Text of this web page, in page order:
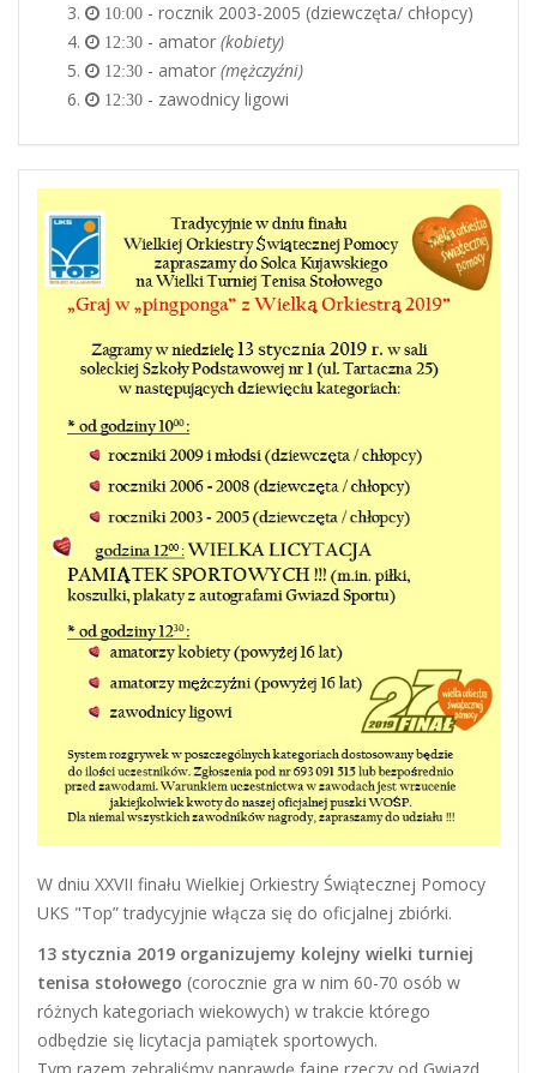
10:00 - rocznik 2003-2005 (dziewczęta/ chłopcy)
12:30 - amator (kobiety)
12:30 - amator (mężczyźni)
12:30 - zawodnicy ligowi
W dniu XXVII finału Wielkiej Orkiestry Świątecznej Pomocy
UKS "Top” tradycyjnie włącza się do oficjalnej zbiórki.
13 stycznia 2019 organizujemy kolejny wielki turniej
tenisa stołowego (corocznie gra w nim 60-70 osób w
różnych kategoriach wiekowych) w trakcie którego
odbędzie się licytacja pamiątek sportowych.
Tym razem zebraliśmy naprawdę fajne rzeczy od Gwiazd